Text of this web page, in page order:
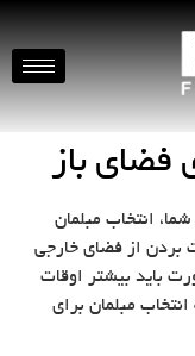
فضای باز
انتخاب مبلمان
بردن از فضای خارجی
باید بیشتر اوقات
مبلمان برای